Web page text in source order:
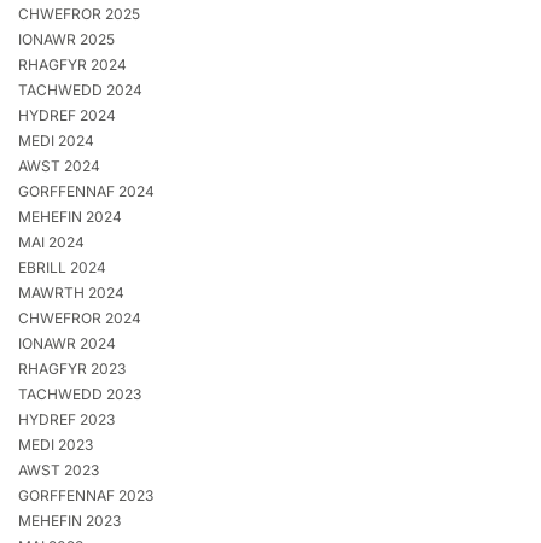
CHWEFROR 2025
IONAWR 2025
RHAGFYR 2024
TACHWEDD 2024
HYDREF 2024
MEDI 2024
AWST 2024
GORFFENNAF 2024
MEHEFIN 2024
MAI 2024
EBRILL 2024
MAWRTH 2024
CHWEFROR 2024
IONAWR 2024
RHAGFYR 2023
TACHWEDD 2023
HYDREF 2023
MEDI 2023
AWST 2023
GORFFENNAF 2023
MEHEFIN 2023